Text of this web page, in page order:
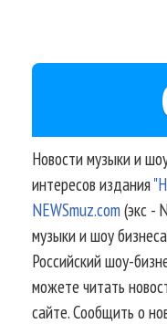
Новости музыки и
интересов издания
NEWSmuz.com(экс -
музыки и шоу
Российский шоу-
можете читать
сайте. Сообщить о